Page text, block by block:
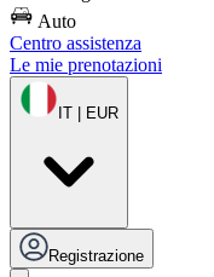
Auto
Centro assistenza
Le mie prenotazioni
IT | EUR
Registrazione